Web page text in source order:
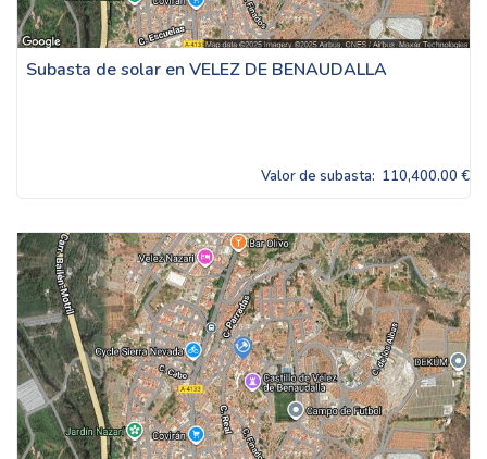
Subasta de solar en VELEZ DE BENAUDALLA
Valor de subasta: 110,400.00 €